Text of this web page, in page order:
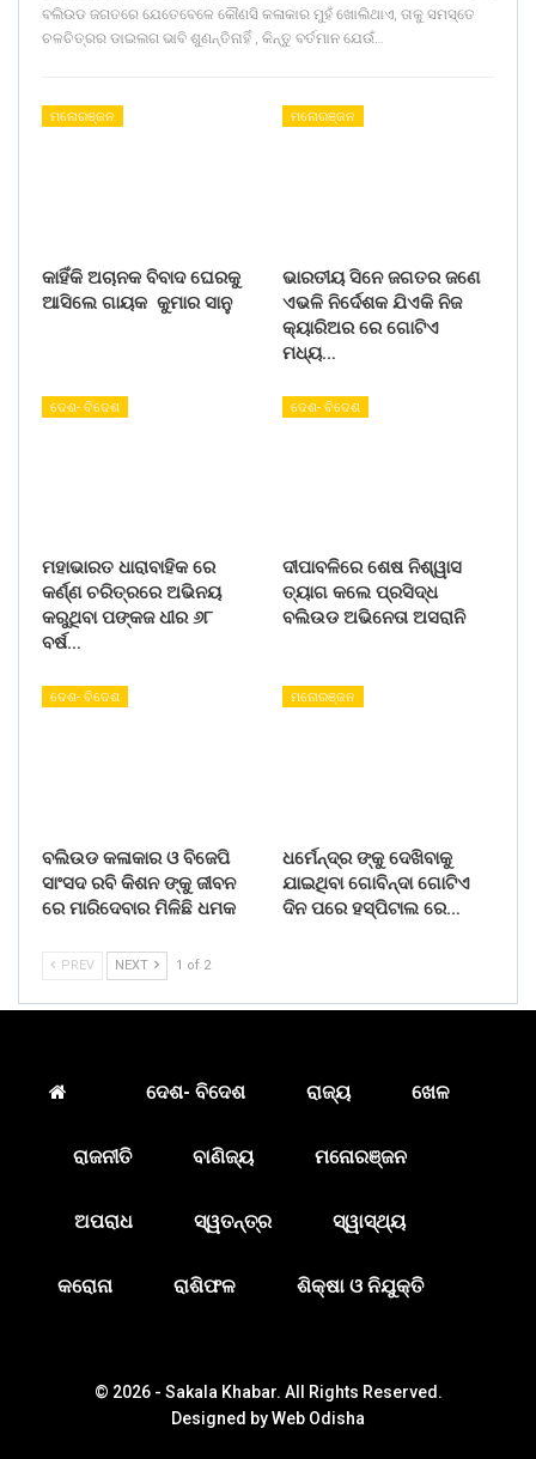
ବଲିଉଡ ଜଗତରେ ଯେତେବେଳେ କୌଣସି କଳାକାର ମୁହଁ ଖୋଲିଥାଏ, ତାକୁ ସମସ୍ତେ
ଚଳଚିତ୍ରର ଡାଇଲଗ ଭାବି ଶୁଣନ୍ତିନାହିଁ , କିନ୍ତୁ ବର୍ତମାନ ଯେଉଁ…
ମନୋରଞ୍ଜନ
କାହିଁକି ଅଚାନକ ବିବାଦ ଘେରକୁ
ଆସିଲେ ଗାୟକ କୁମାର ସାନୁ
ମନୋରଞ୍ଜନ
ଭାରତୀୟ ସିନେ ଜଗତର ଜଣେ
ଏଭଳି ନିର୍ଦେଶକ ଯିଏକି ନିଜ
କ୍ୟାରିଅର ରେ ଗୋଟିଏ
ମଧ୍ୟ…
ଦେଶ- ବିଦେଶ
ମହାଭାରତ ଧାରାବାହିକ ରେ
କର୍ଣ୍ଣ ଚରିତ୍ରରେ ଅଭିନୟ
କରୁଥିବା ପଙ୍କଜ ଧୀର ୬୮
ବର୍ଷ…
ଦେଶ- ବିଦେଶ
ଦୀପାବଳିରେ ଶେଷ ନିଶ୍ୱାସ
ତ୍ୟାଗ କଲେ ପ୍ରସିଦ୍ଧ
ବଲିଉଡ ଅଭିନେତା ଅସରାନି
ଦେଶ- ବିଦେଶ
ବଲିଉଡ କଳାକାର ଓ ବିଜେପି
ସାଂସଦ ରବି କିଶନ ଙ୍କୁ ଜୀବନ
ରେ ମାରିଦେବାର ମିଳିଛି ଧମକ
ମନୋରଞ୍ଜନ
ଧର୍ମେନ୍ଦ୍ର ଙ୍କୁ ଦେଖିବାକୁ
ଯାଇଥିବା ଗୋବିନ୍ଦା ଗୋଟିଏ
ଦିନ ପରେ ହସ୍ପିଟାଲ ରେ…
PREV NEXT 1 of 2
ଦେଶ- ବିଦେଶ ରାଜ୍ୟ ଖେଳ
ରାଜନୀତି ବାଣିଜ୍ୟ ମନୋରଞ୍ଜନ
ଅପରାଧ ସ୍ୱତନ୍ତ୍ର ସ୍ୱାସ୍ଥ୍ୟ
କରୋନା ରାଶିଫଳ ଶିକ୍ଷା ଓ ନିଯୁକ୍ତି
© 2026 - Sakala Khabar. All Rights Reserved.
Designed byWeb Odisha